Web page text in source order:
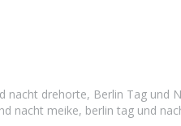
nacht drehorte, Berlin Tag und
nacht meike, berlin tag und